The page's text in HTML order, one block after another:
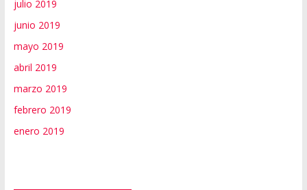
julio 2019
junio 2019
mayo 2019
abril 2019
marzo 2019
febrero 2019
enero 2019